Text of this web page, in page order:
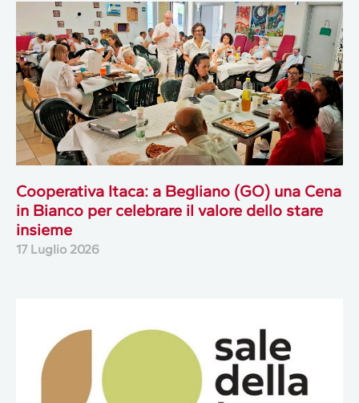
Cooperativa Itaca: a Begliano (GO) una Cena
in Bianco per celebrare il valore dello stare
insieme
17 Luglio 2026